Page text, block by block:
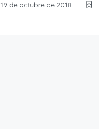
19 de octubre de 2018